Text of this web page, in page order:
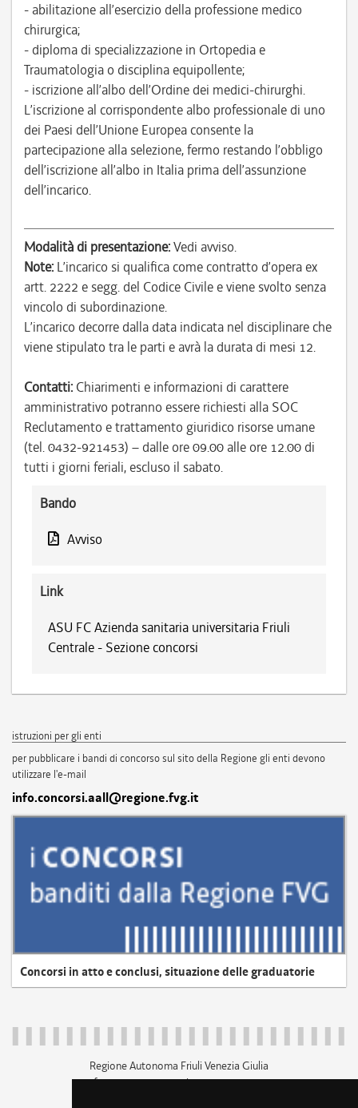
- abilitazione all’esercizio della professione medico
chirurgica;
- diploma di specializzazione in Ortopedia e
Traumatologia o disciplina equipollente;
- iscrizione all’albo dell’Ordine dei medici-chirurghi.
L’iscrizione al corrispondente albo professionale di uno
dei Paesi dell’Unione Europea consente la
partecipazione alla selezione, fermo restando l’obbligo
dell’iscrizione all’albo in Italia prima dell’assunzione
dell’incarico.
Modalità di presentazione:Vedi avviso.
Note: L’incarico si qualifica come contratto d’opera ex
artt. 2222 e segg. del Codice Civile e viene svolto senza
vincolo di subordinazione.
L’incarico decorre dalla data indicata nel disciplinare che
viene stipulato tra le parti e avrà la durata di mesi 12.
Contatti: Chiarimenti e informazioni di carattere
amministrativo potranno essere richiesti alla SOC
Reclutamento e trattamento giuridico risorse umane
(tel. 0432-921453) – dalle ore 09.00 alle ore 12.00 di
tutti i giorni feriali, escluso il sabato.
Bando
Avviso
Link
ASU FC Azienda sanitaria universitaria Friuli
Centrale - Sezione concorsi
istruzioni per gli enti
per pubblicare i bandi di concorso sul sito della Regione gli enti devono
utilizzare l'e-mail
info.concorsi.aall@regione.fvg.it
Concorsi in atto e conclusi, situazione delle graduatorie
Regione Autonoma Friuli Venezia Giulia
c.f. 80014930327; p.iva 00526040324